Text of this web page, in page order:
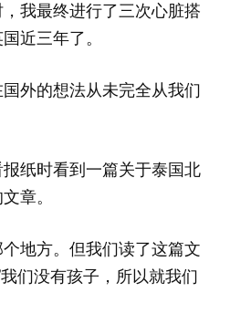
我最终进行了三次心脏搭
近三年了。
外的想法从未完全从我们
纸时看到一篇关于泰国北
章。
地方。但我们读了这篇文
们没有孩子，所以就我们